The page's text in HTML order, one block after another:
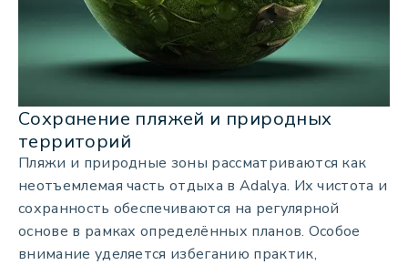
Сохранение пляжей и природных
территорий
Пляжи и природные зоны рассматриваются как
неотъемлемая часть отдыха в Adalya. Их чистота и
сохранность обеспечиваются на регулярной
основе в рамках определённых планов. Особое
внимание уделяется избеганию практик,